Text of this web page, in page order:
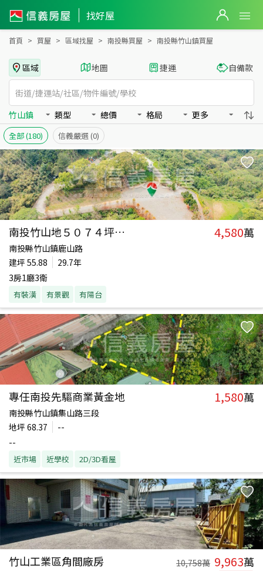
找好屋
南投縣竹山鎮買房：房屋物件出售、房價分析
首頁 買屋 區域找屋 南投縣買屋 南投縣竹山鎮買屋
區域 地圖 捷運 自備款
竹山鎮 類型 總價 格局 更多
全部(180) 信義嚴選 (0)
南投竹山地５０７４坪民宿 4,580萬
南投縣竹山鎮鹿山路
建坪 55.88
29.7年
3房1廳3衛
有裝潢 有景觀 有陽台
專任南投先驅商業黃金地 1,580萬
南投縣竹山鎮集山路三段
地坪 68.37
--
--
近市場 近學校 2D/3D看屋
竹山工業區角間廠房 10,758萬 9,963萬
南投縣竹山鎮買房：物件出售、房價分析 - 信義房屋